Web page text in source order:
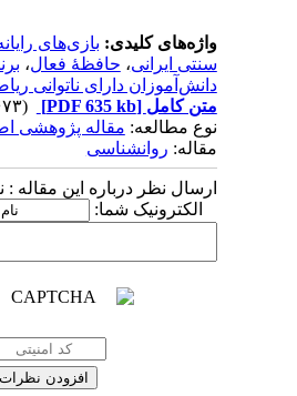
واژه‌های کلیدی:بازی‌های
سنتی ایرانی،حافظهٔ فعال،
دانش‌آموزان دارای ناتوانی
متن کامل[PDF 635 kb]
نوع مطالعه:مقاله پژوهشی
مقاله:روانشناسی
ارسال نظر درباره این مقاله :
الکترونیک شما: